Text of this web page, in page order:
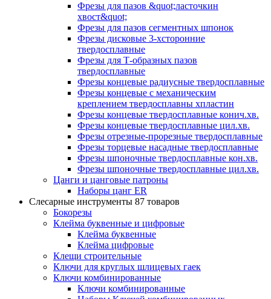
Фрезы для пазов &quot;ласточкин
хвост&quot;
Фрезы для пазов сегментных шпонок
Фрезы дисковые 3-хсторонние
твердосплавные
Фрезы для Т-образных пазов
твердосплавные
Фрезы концевые радиусные твердосплавные
Фрезы концевые с механическим
креплением твердосплавны хпластин
Фрезы концевые твердосплавные конич.хв.
Фрезы концевые твердосплавные цил.хв.
Фрезы отрезные-прорезные твердосплавные
Фрезы торцевые насадные твердосплавные
Фрезы шпоночные твердосплавные кон.хв.
Фрезы шпоночные твердосплавные цил.хв.
Цанги и цанговые патроны
Наборы цанг ER
Слесарные инструменты 87 товаров
Бокорезы
Клейма буквенные и цифровые
Клейма буквенные
Клейма цифровые
Клещи строительные
Ключи для круглых шлицевых гаек
Ключи комбинированные
Ключи комбинированные